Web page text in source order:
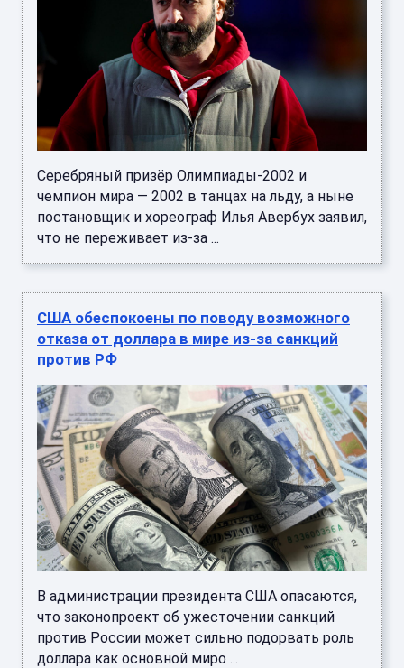
Серебряный призёр Олимпиады-2002 и
чемпион мира — 2002 в танцах на льду, а ныне
постановщик и хореограф Илья Авербух заявил,
что не переживает из-за ...
США обеспокоены по поводу возможного
отказа от доллара в мире из-за санкций
против РФ
В администрации президента США опасаются,
что законопроект об ужесточении санкций
против России может сильно подорвать роль
доллара как основной миро ...